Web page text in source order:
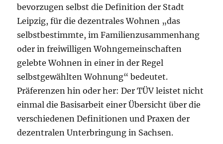
bevorzugen selbst die Definition der Stadt
Leipzig, für die dezentrales Wohnen „das
selbstbestimmte, im Familienzusammenhang
oder in freiwilligen Wohngemeinschaften
gelebte Wohnen in einer in der Regel
selbstgewählten Wohnung“ bedeutet.
Präferenzen hin oder her: Der TÜV leistet nicht
einmal die Basisarbeit einer Übersicht über die
verschiedenen Definitionen und Praxen der
dezentralen Unterbringung in Sachsen.